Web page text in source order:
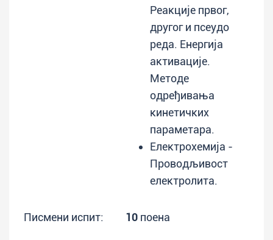
Реакције првог,
другог и псеудо
реда. Енергија
активације.
Методе
одређивања
кинетичких
параметара.
Електрохемија -
Проводљивост
електролита.
Писмени испит: 10 поена